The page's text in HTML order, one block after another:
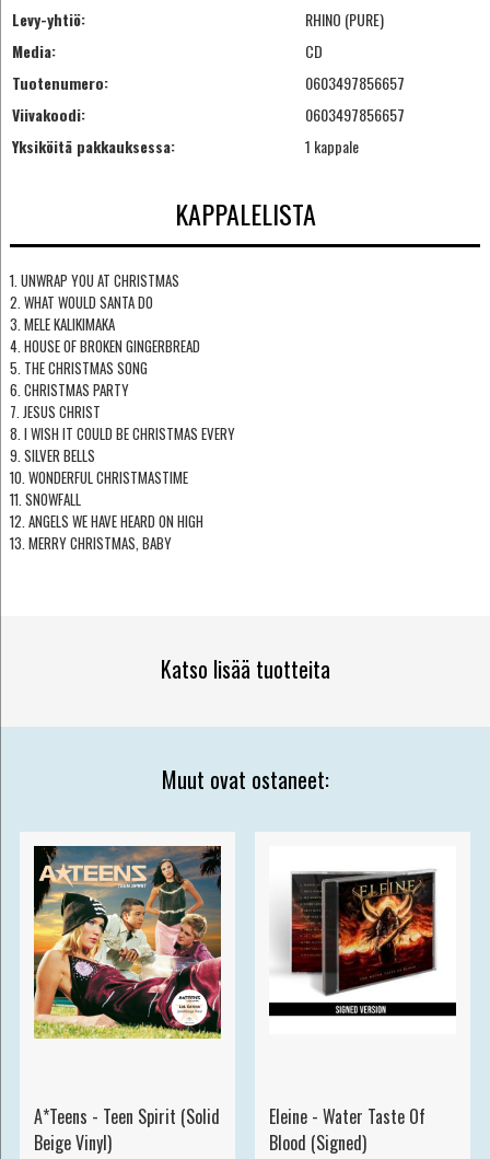
Levy-yhtiö:
RHINO (PURE)
Media:
CD
Tuotenumero:
0603497856657
Viivakoodi:
0603497856657
Yksiköitä pakkauksessa:
1 kappale
KAPPALELISTA
1. UNWRAP YOU AT CHRISTMAS
2. WHAT WOULD SANTA DO
3. MELE KALIKIMAKA
4. HOUSE OF BROKEN GINGERBREAD
5. THE CHRISTMAS SONG
6. CHRISTMAS PARTY
7. JESUS CHRIST
8. I WISH IT COULD BE CHRISTMAS EVERY
9. SILVER BELLS
10. WONDERFUL CHRISTMASTIME
11. SNOWFALL
12. ANGELS WE HAVE HEARD ON HIGH
13. MERRY CHRISTMAS, BABY
Katso lisää tuotteita
Muut ovat ostaneet:
A*Teens - Teen Spirit (Solid
Beige Vinyl)
Eleine - Water Taste Of
Blood (Signed)